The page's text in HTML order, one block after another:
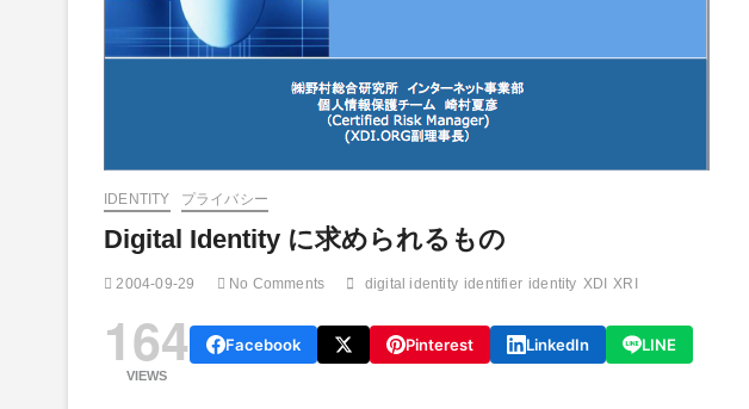
IDENTITY プライバシー
Digital Identity に求められるもの
2004-09-29 No Comments digital identity identifier identity XDI XRI
164
VIEWS
Facebook Pinterest LinkedIn LINE